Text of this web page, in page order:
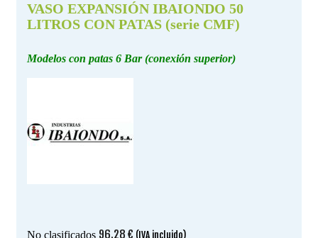
VASO EXPANSIÓN IBAIONDO 50
LITROS CON PATAS (serie CMF)
Modelos con patas 6 Bar (conexión superior)
No clasificados 96.28 € (IVA incluido)